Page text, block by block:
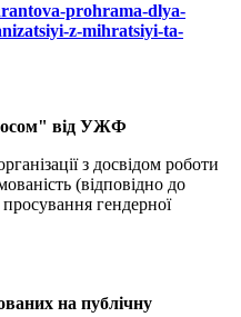
prohrama-dlya-
z-mihratsiyi-ta-
від УЖФ
з досвідом роботи
(відповідно до
гендерної
на публічну